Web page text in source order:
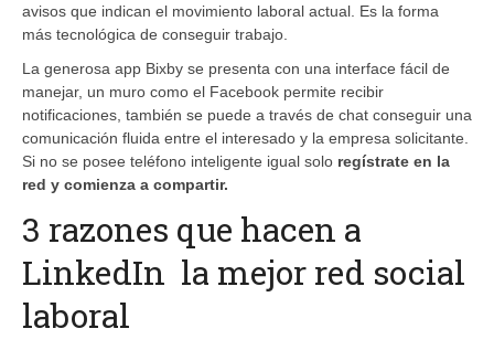
avisos que indican el movimiento laboral actual. Es la forma
más tecnológica de conseguir trabajo.
La generosa app Bixby se presenta con una interface fácil de
manejar, un muro como el Facebook permite recibir
notificaciones, también se puede a través de chat conseguir una
comunicación fluida entre el interesado y la empresa solicitante.
Si no se posee teléfono inteligente igual solo regístrate en la
red y comienza a compartir.
3 razones que hacen a
LinkedIn la mejor red social
laboral